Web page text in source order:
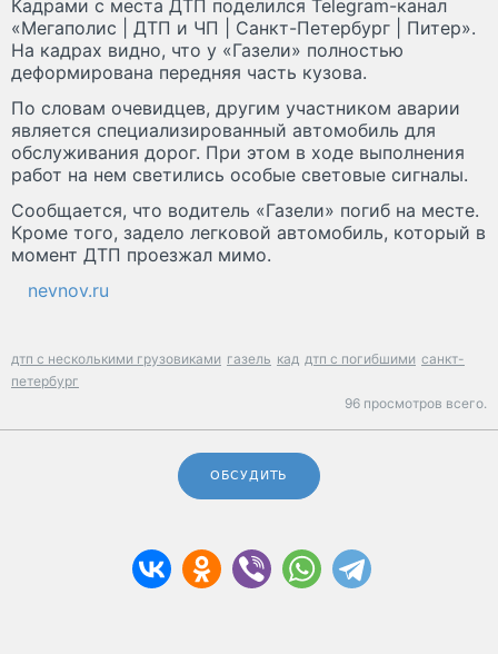
Кадрами с места ДТП поделился Telegram-канал
«Мегаполис | ДТП и ЧП | Санкт-Петербург | Питер».
На кадрах видно, что у «Газели» полностью
деформирована передняя часть кузова.
По словам очевидцев, другим участником аварии
является специализированный автомобиль для
обслуживания дорог. При этом в ходе выполнения
работ на нем светились особые световые сигналы.
Сообщается, что водитель «Газели» погиб на месте.
Кроме того, задело легковой автомобиль, который в
момент ДТП проезжал мимо.
nevnov.ru
дтп с несколькими грузовиками газель кад дтп с погибшими санкт-
петербург
96 просмотров всего.
ОБСУДИТЬ